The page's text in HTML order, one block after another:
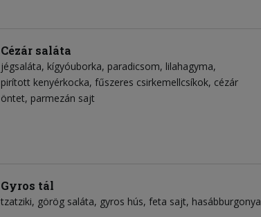
Cézár saláta
jégsaláta kígyóuborka paradicsom lilahagyma
pirított kenyérkocka fűszeres csirkemellcsíkok cézár
öntet parmezán sajt
Gyros tál
tzatziki görög saláta gyros hús feta sajt hasábburgonya